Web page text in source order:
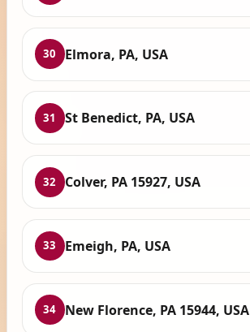
30 Elmora, PA, USA
31 St Benedict, PA, USA
32 Colver, PA 15927, USA
33 Emeigh, PA, USA
34 New Florence, PA 15944, USA